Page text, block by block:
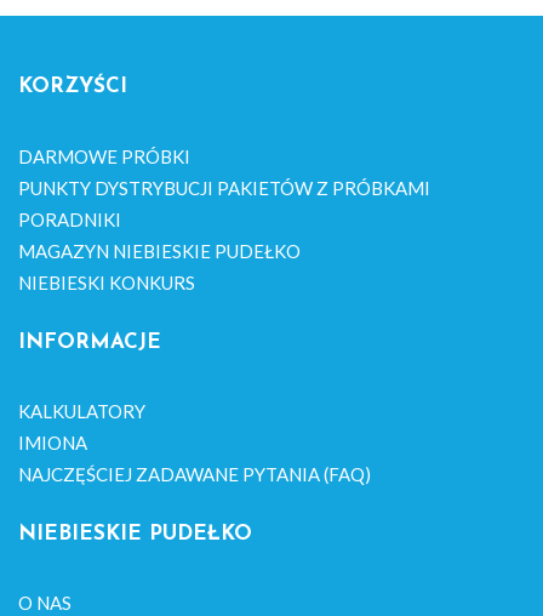
KORZYŚCI
DARMOWE PRÓBKI
PUNKTY DYSTRYBUCJI PAKIETÓW Z PRÓBKAMI
PORADNIKI
MAGAZYN NIEBIESKIE PUDEŁKO
NIEBIESKI KONKURS
INFORMACJE
KALKULATORY
IMIONA
NAJCZĘŚCIEJ ZADAWANE PYTANIA (FAQ)
NIEBIESKIE PUDEŁKO
O NAS